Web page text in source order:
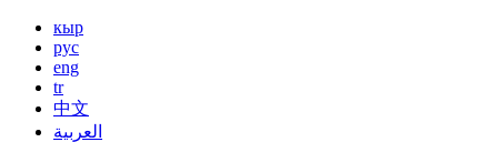
кыр
рус
eng
tr
中文
العربية